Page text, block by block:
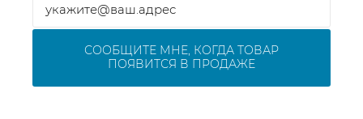
СООБЩИТЕ МНЕ, КОГДА ТОВАР
ПОЯВИТСЯ В ПРОДАЖЕ